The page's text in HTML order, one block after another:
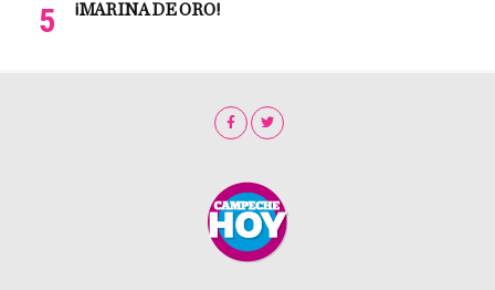
¡MARINA DE ORO!